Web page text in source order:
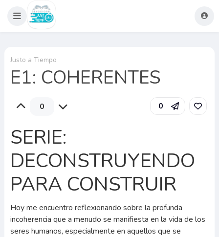
Justo a Tiempo
E1: COHERENTES
0 0
SERIE:
DECONSTRUYENDO
PARA CONSTRUIR
Hoy me encuentro reflexionando sobre la profunda
incoherencia que a menudo se manifiesta en la vida de los
seres humanos, especialmente en aquellos que se